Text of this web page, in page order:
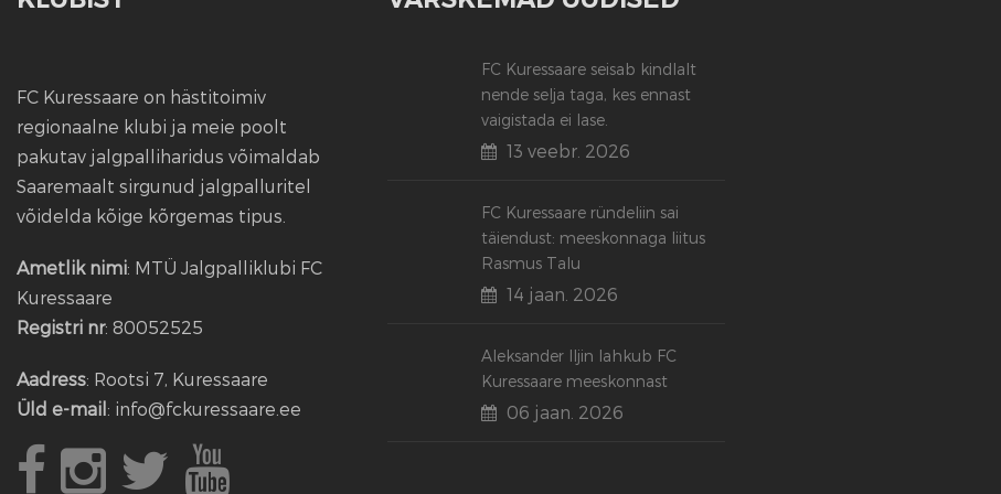
FC Kuressaare on hästitoimiv
regionaalne klubi ja meie poolt
pakutav jalgpalliharidus võimaldab
Saaremaalt sirgunud jalgpalluritel
võidelda kõige kõrgemas tipus.
Ametlik nimi: MTÜ Jalgpalliklubi FC
Kuressaare
Registri nr: 80052525
Aadress: Rootsi 7, Kuressaare
Üld e-mail: info@fckuressaare.ee
FC Kuressaare seisab kindlalt
nende selja taga, kes ennast
vaigistada ei lase.
13 veebr. 2026
FC Kuressaare ründeliin sai
täiendust: meeskonnaga liitus
Rasmus Talu
14 jaan. 2026
Aleksander Iljin lahkub FC
Kuressaare meeskonnast
06 jaan. 2026